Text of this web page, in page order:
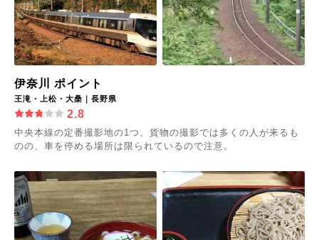
伊奈川 ポイント
王滝・上松・大桑｜長野県
2.8
中央本線の定番撮影地の1つ。貨物の撮影では多くの人が来るも
のの、車を停める場所は限られているので注意。